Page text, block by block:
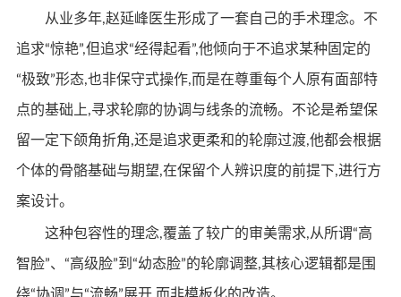
从业多年,赵延峰医生形成了一套自己的手术理念。不
追求“惊艳”,但追求“经得起看”,他倾向于不追求某种固定的
“极致”形态,也非保守式操作,而是在尊重每个人原有面部特
点的基础上,寻求轮廓的协调与线条的流畅。不论是希望保
留一定下颌角折角,还是追求更柔和的轮廓过渡,他都会根据
个体的骨骼基础与期望,在保留个人辨识度的前提下,进行方
案设计。
这种包容性的理念,覆盖了较广的审美需求,从所谓“高
智脸”、“高级脸”到“幼态脸”的轮廓调整,其核心逻辑都是围